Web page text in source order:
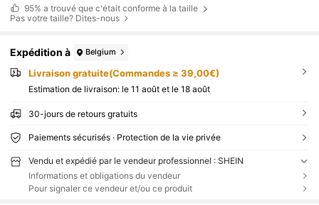
95% a trouvé que c'était conforme à la taille
Pas votre taille? Dites-nous
Expédition à Belgium
Livraison gratuite(Commandes ≥ 39,00€)
Estimation de livraison: le 11 août et le 18 août
30-jours de retours gratuits
Paiements sécurisés · Protection de la vie privée
Vendu et expédié par le vendeur professionnel : SHEIN
Informations et obligations du vendeur
Pour signaler ce vendeur et/ou ce produit